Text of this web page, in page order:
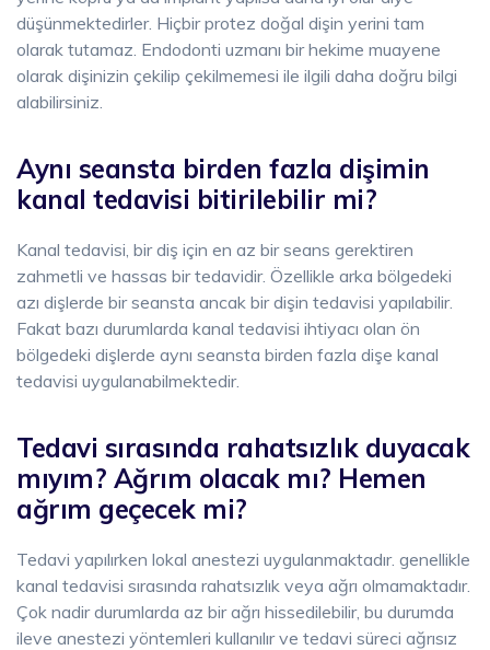
düşünmektedirler. Hiçbir protez doğal dişin yerini tam
olarak tutamaz. Endodonti uzmanı bir hekime muayene
olarak dişinizin çekilip çekilmemesi ile ilgili daha doğru bilgi
alabilirsiniz.
Aynı seansta birden fazla dişimin
kanal tedavisi bitirilebilir mi?
Kanal tedavisi, bir diş için en az bir seans gerektiren
zahmetli ve hassas bir tedavidir. Özellikle arka bölgedeki
azı dişlerde bir seansta ancak bir dişin tedavisi yapılabilir.
Fakat bazı durumlarda kanal tedavisi ihtiyacı olan ön
bölgedeki dişlerde aynı seansta birden fazla dişe kanal
tedavisi uygulanabilmektedir.
Tedavi sırasında rahatsızlık duyacak
mıyım? Ağrım olacak mı? Hemen
ağrım geçecek mi?
Tedavi yapılırken lokal anestezi uygulanmaktadır. genellikle
kanal tedavisi sırasında rahatsızlık veya ağrı olmamaktadır.
Çok nadir durumlarda az bir ağrı hissedilebilir, bu durumda
ileve anestezi yöntemleri kullanılır ve tedavi süreci ağrısız